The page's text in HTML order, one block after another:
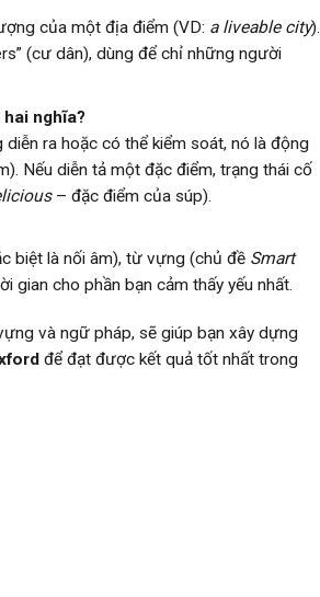
của một địa điểm (VD: a liveable city).
(cư dân), dùng để chỉ những người
nghĩa?
ra hoặc có thể kiểm soát, nó là động
Nếu diễn tả một đặc điểm, trạng thái cố
– đặc điểm của súp).
biệt là nối âm), từ vựng (chủ đề Smart
gian cho phần bạn cảm thấy yếu nhất.
và ngữ pháp, sẽ giúp bạn xây dựng
để đạt được kết quả tốt nhất trong